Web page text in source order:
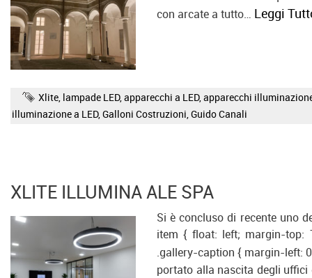
con arcate a tutto… Leggi
Xlite, lampade LED,apparecchi a LED,apparecchi
illuminazione a LED,Galloni Costruzioni,Guido Canali
XLITE ILLUMINA ALE SPA
Si è concluso di recente uno
item { float: left; margin-top:
.gallery-caption { margin-left:
portato alla nascita degli